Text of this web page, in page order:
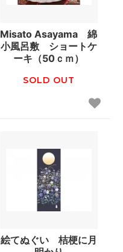
Misato Asayama 綿
小風呂敷 ショートケ
ーキ（50ｃｍ）
SOLD OUT
絵てぬぐい 桔梗に月